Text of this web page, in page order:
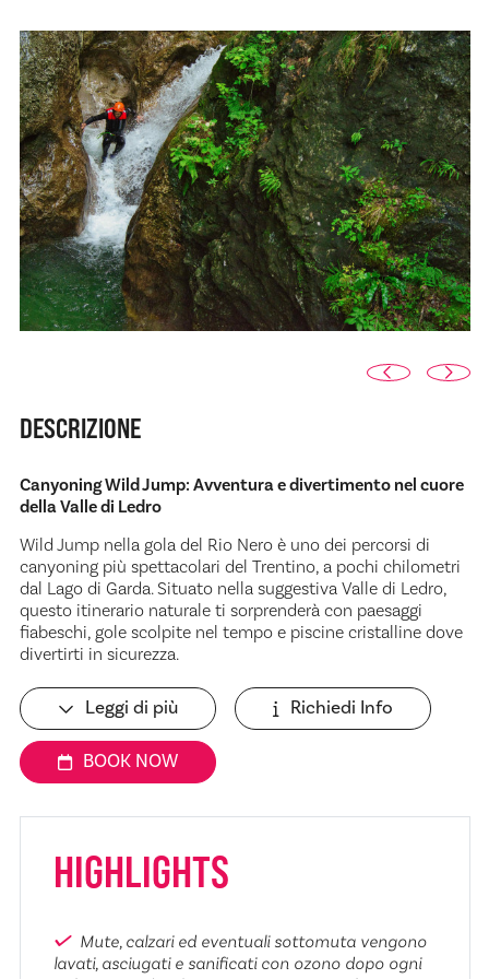
DESCRIZIONE
Canyoning Wild Jump: Avventura e divertimento nel cuore
della Valle di Ledro
Wild Jump nella gola del Rio Nero è uno dei percorsi di
canyoning più spettacolari del Trentino, a pochi chilometri
dal Lago di Garda. Situato nella suggestiva Valle di Ledro,
questo itinerario naturale ti sorprenderà con paesaggi
fiabeschi, gole scolpite nel tempo e piscine cristalline dove
divertirti in sicurezza.
Leggi di più Richiedi Info
BOOK NOW
HIGHLIGHTS
Mute, calzari ed eventuali sottomuta vengono
lavati, asciugati e sanificati con ozono dopo ogni